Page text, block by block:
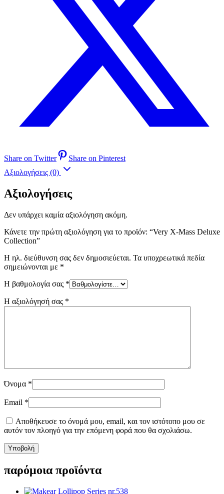
Share on Twitter
Share on Pinterest
Αξιολογήσεις (0)
Αξιολογήσεις
Δεν υπάρχει καμία αξιολόγηση ακόμη.
Κάνετε την πρώτη αξιολόγηση για το προϊόν: “Very X-Mass Deluxe
Collection”
Η ηλ. διεύθυνση σας δεν δημοσιεύεται. Τα υποχρεωτικά πεδία
σημειώνονται με *
Η βαθμολογία σας *
Η αξιολόγησή σας *
Όνομα *
Email *
Αποθήκευσε το όνομά μου, email, και τον ιστότοπο μου σε
αυτόν τον πλοηγό για την επόμενη φορά που θα σχολιάσω.
παρόμοια προϊόντα